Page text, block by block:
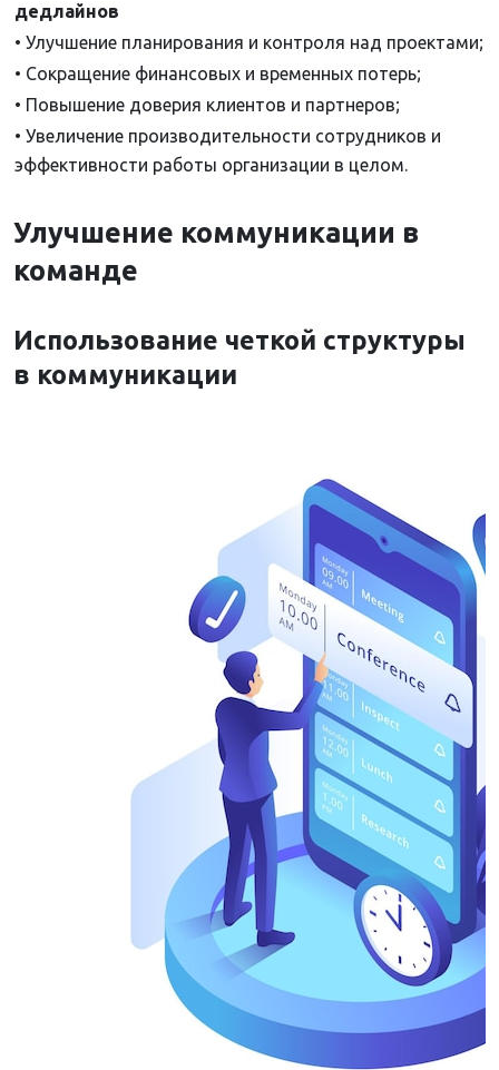
дедлайнов
• Улучшение планирования и контроля над проектами;
• Сокращение финансовых и временных потерь;
• Повышение доверия клиентов и партнеров;
• Увеличение производительности сотрудников и
эффективности работы организации в целом.
Улучшение коммуникации в
команде
Использование четкой структуры
в коммуникации